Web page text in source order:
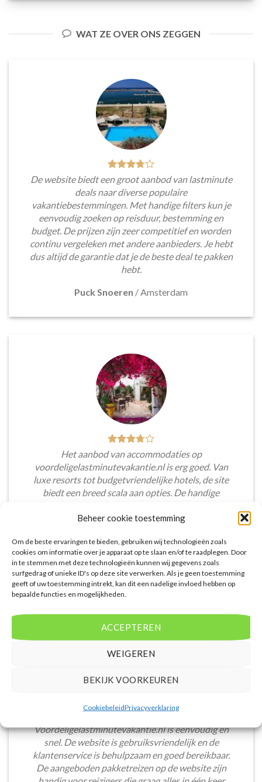
Beheer cookie toestemming
Om de beste ervaringen te bieden, gebruiken wij technologieën zoals
cookies om informatie over je apparaat op te slaan en/of te raadplegen. Door
in te stemmen met deze technologieën kunnen wij gegevens zoals
surfgedrag of unieke ID's op deze site verwerken. Als je geen toestemming
geeft of uw toestemming intrekt, kan dit een nadelige invloed hebben op
bepaalde functies en mogelijkheden.
ACCEPTEREN
WEIGEREN
BEKIJK VOORKEUREN
CookiebeleidPrivacyverklaring
WAT ZE OVER ONS ZEGGEN
De website biedt een groot aanbod van lastminute
deals naar diverse populaire
vakantiebestemmingen. Met handige filters kun je
eenvoudig zoeken op reisduur, bestemming en
budget. De prijzen zijn zeer competitief en worden
continu vergeleken met andere aanbieders. Je hebt
dus altijd de garantie dat je de beste deal te pakken
hebt.
Puck Snoeren /Amsterdam
Het aanbod van accommodaties op
voordeligelastminutevakantie.nl is erg goed. Van
luxe resorts tot budgetvriendelijke hotels, de site
biedt een breed scala aan opties. De handige
accommodaties te vinden die aansluiten bij mijn
Tim Beukers /Tilburg
Voordeligelastminutevakantie.nl is eenvoudig en
snel. De website is gebruiksvriendelijk en de
klantenservice is behulpzaam en goed bereikbaar.
De aangeboden pakketreizen op de website zijn